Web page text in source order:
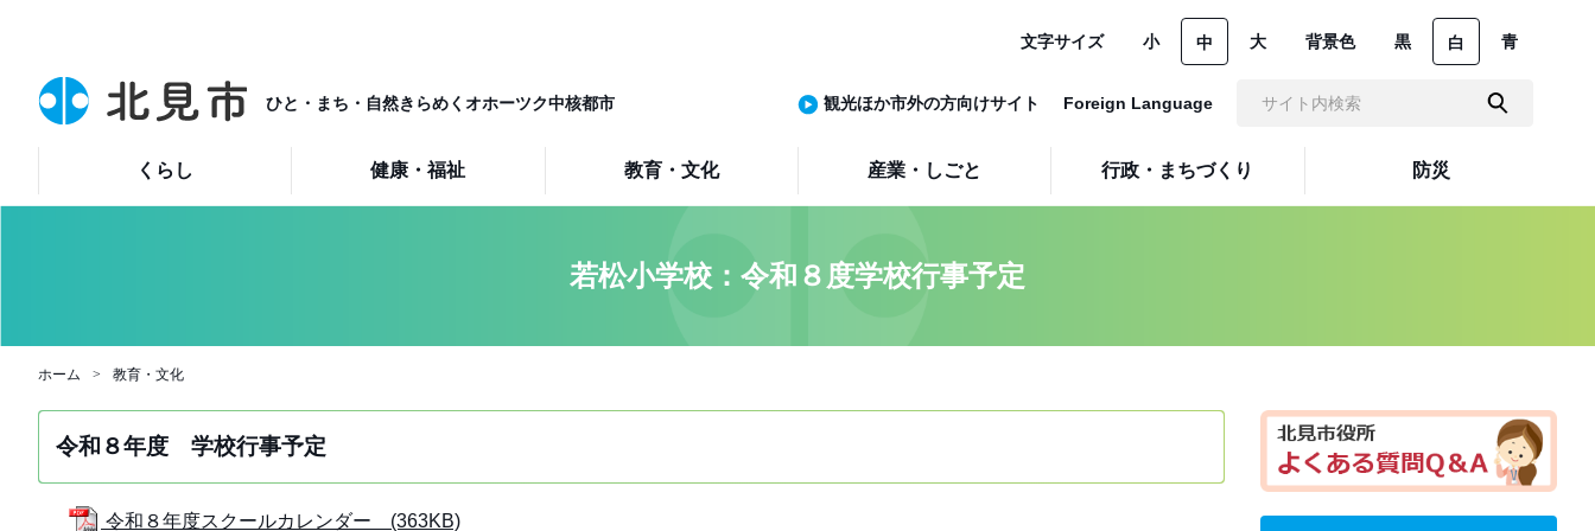
ひと・まち・自然きらめくオホーツク中核都市
くらし 健康・福祉 教育・文化 産業・しごと 行政・まちづくり 防災
文字サイズ 小 中 大 背景色 黒 白 青
観光ほか市外の方向けサイト Foreign Language
若松小学校：令和８度学校行事予定
ホーム 教育・文化
令和８年度 学校行事予定
令和８年度スクールカレンダー (363KB)